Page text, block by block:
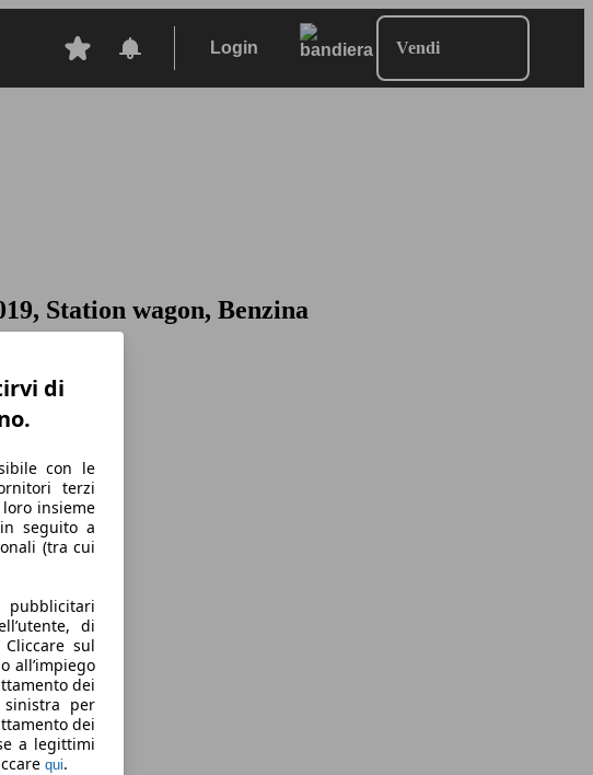
Login Vendi
Station wagon, Benzina
di
con le
terzi
insieme
seguito a
(tra cui
di
sul
all’impiego
dei
per
dei
a legittimi
qui.